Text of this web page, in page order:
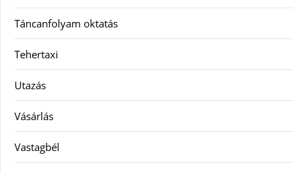
Táncanfolyam oktatás
Tehertaxi
Utazás
Vásárlás
Vastagbél